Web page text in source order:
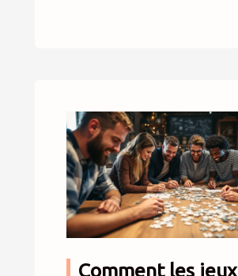
Comment les jeux